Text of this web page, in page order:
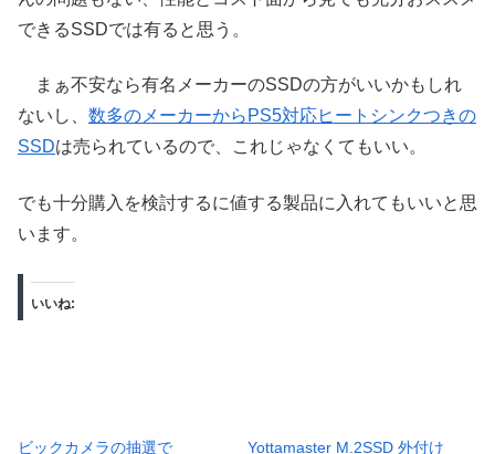
できるSSDでは有ると思う。
まぁ不安なら有名メーカーのSSDの方がいいかもしれ
ないし、 数多のメーカーからPS5対応ヒートシンクつきの
SSDは売られているので、これじゃなくてもいい。
でも十分購入を検討するに値する製品に入れてもいいと思
います。
いいね:
ビックカメラの抽選で
Yottamaster M.2SSD 外付け